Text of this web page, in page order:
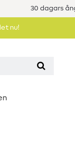
30 dagars
nu!